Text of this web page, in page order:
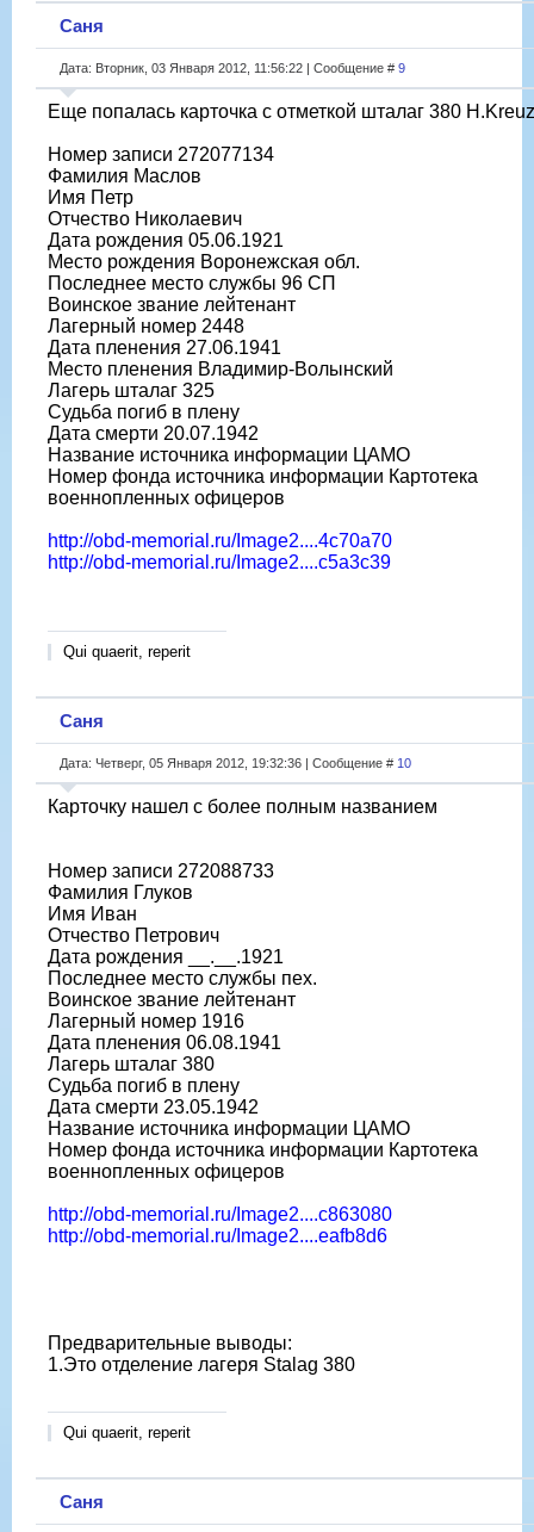
Саня
Дата: Вторник, 03 Января 2012, 11:56:22 | Сообщение # 9
Еще попалась карточка с отметкой шталаг 380 H.Kreuz
Номер записи 272077134
Фамилия Маслов
Имя Петр
Отчество Николаевич
Дата рождения 05.06.1921
Место рождения Воронежская обл.
Последнее место службы 96 СП
Воинское звание лейтенант
Лагерный номер 2448
Дата пленения 27.06.1941
Место пленения Владимир-Волынский
Лагерь шталаг 325
Судьба погиб в плену
Дата смерти 20.07.1942
Название источника информации ЦАМО
Номер фонда источника информации Картотека
военнопленных офицеров
http://obd-memorial.ru/Image2....4c70a70
http://obd-memorial.ru/Image2....c5a3c39
Qui quaerit, reperit
Саня
Дата: Четверг, 05 Января 2012, 19:32:36 | Сообщение # 10
Карточку нашел с более полным названием
Номер записи 272088733
Фамилия Глуков
Имя Иван
Отчество Петрович
Дата рождения __.__.1921
Последнее место службы пех.
Воинское звание лейтенант
Лагерный номер 1916
Дата пленения 06.08.1941
Лагерь шталаг 380
Судьба погиб в плену
Дата смерти 23.05.1942
Название источника информации ЦАМО
Номер фонда источника информации Картотека
военнопленных офицеров
http://obd-memorial.ru/Image2....c863080
http://obd-memorial.ru/Image2....eafb8d6
Предварительные выводы:
1.Это отделение лагеря Stalag 380
Qui quaerit, reperit
Саня